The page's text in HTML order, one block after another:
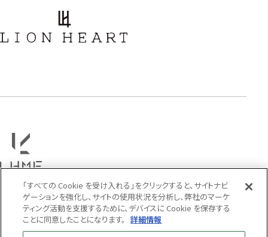
フラワー
「すべての Cookie を受け入れる」をクリックすると、サイトナビ
ゲーションを強化し、サイトの使用状況を分析し、弊社のマーケ
ティング活動を支援するために、デバイスに Cookie を保存する
ことに同意したことになります。
詳細情報